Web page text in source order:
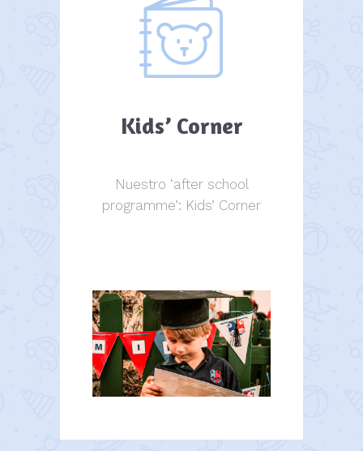
Kids’ Corner
Nuestro ‘after school
programme’: Kids’ Corner